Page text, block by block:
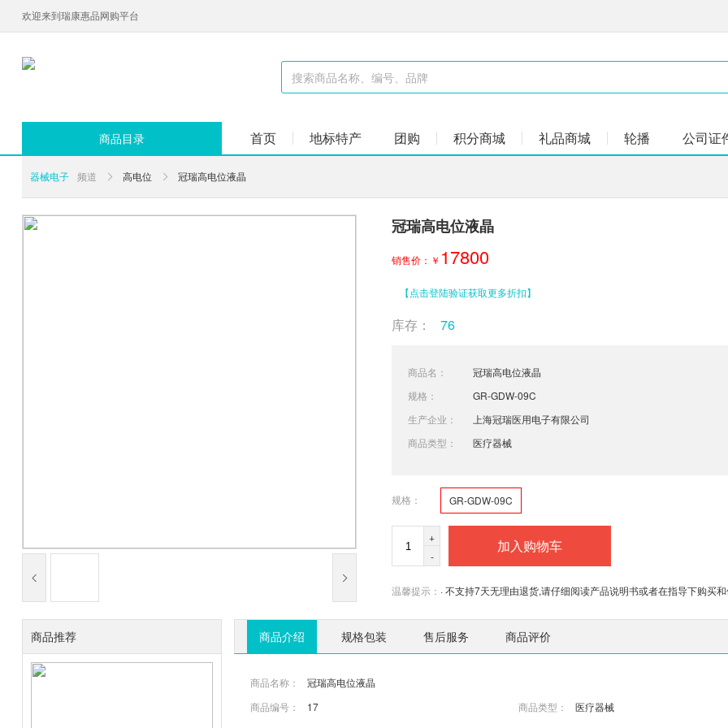
欢迎来到瑞康惠品网购平台
商品目录 首页 地标特产 团购 积分商城 礼品商城 轮播 公司证
器械电子 频道 高电位 冠瑞高电位液晶
冠瑞高电位液晶
销售价：￥ 17800
【点击登陆验证获取更多折扣】
库存： 76
商品名：
冠瑞高电位液晶
规格：
GR-GDW-09C
生产企业：
上海冠瑞医用电子有限公司
商品类型：
医疗器械
规格： GR-GDW-09C
+
-
加入购物车
温馨提示： · 不支持7天无理由退货,请仔细阅读产品说明书或者在指导下购买
商品推荐 商品介绍 规格包装 售后服务 商品评价
商品名称：
冠瑞高电位液晶
商品编号：
17 商品类型： 医疗器械